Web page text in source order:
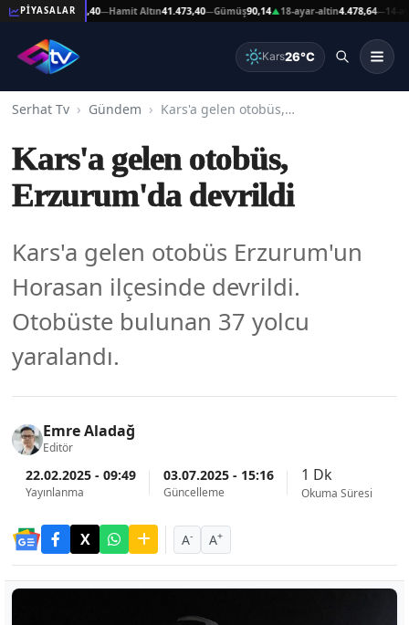
PİYASALAR
Altın41.473,40 Hamit Altın41.473,40—Gümüş90,14▲18-ayar-altin4.478,64—14-ayar-
Kars26°C
Serhat Tv Gündem Kars'a gelen otobüs, Erzurum'da devrildi
Kars'a gelen otobüs,
Erzurum'da devrildi
Kars'a gelen otobüs Erzurum'un
Horasan ilçesinde devrildi.
Otobüste bulunan 37 yolcu
yaralandı.
Emre Aladağ
Editör
22.02.2025 - 09:49
Yayınlanma
03.07.2025 - 15:16
Güncelleme
1 Dk
Okuma Süresi
A- A+